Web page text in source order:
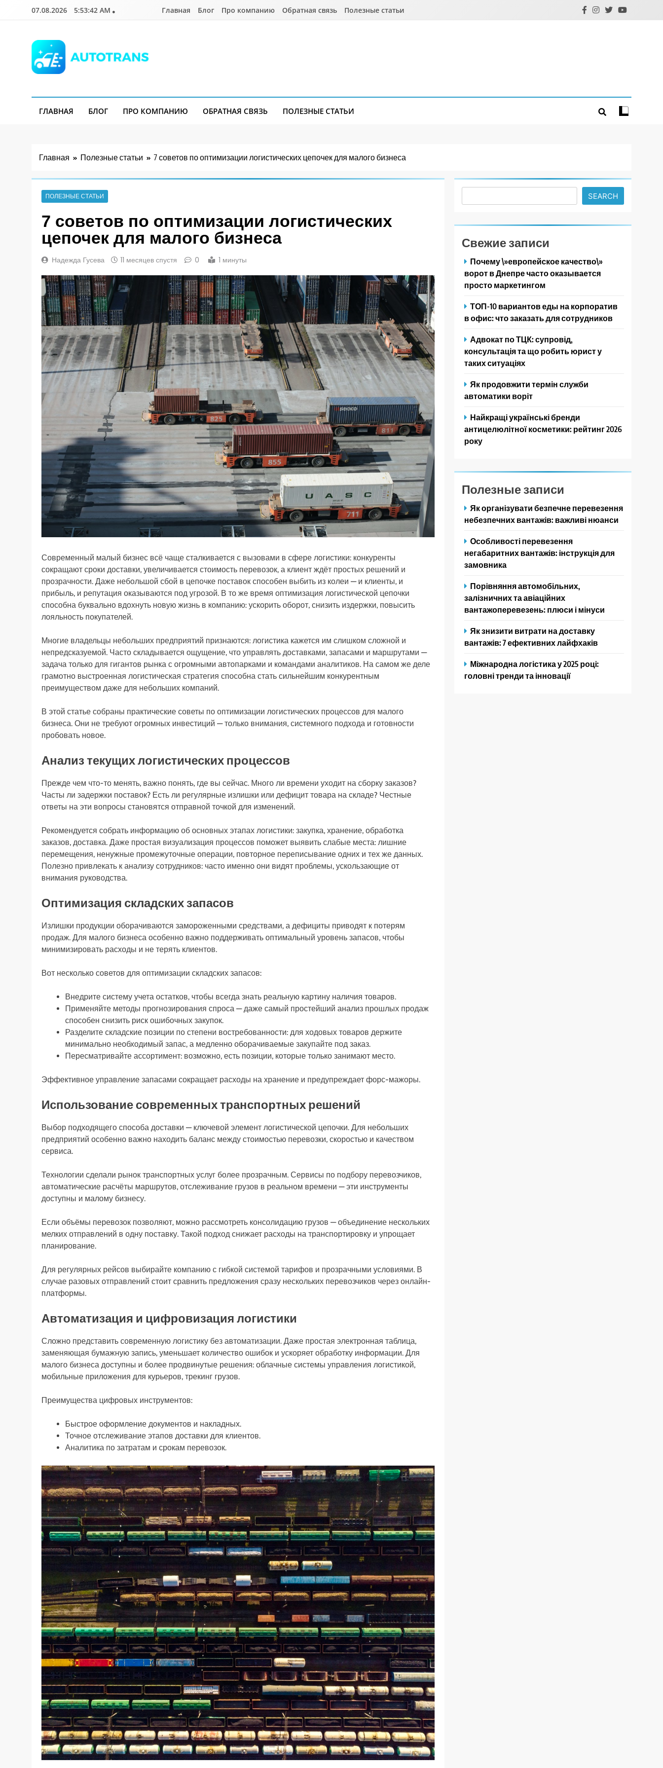
07.08.2026 5:53:43 AM Главная Блог Про компанию Обратная связь Полезные статьи
ГЛАВНАЯ БЛОГ ПРО КОМПАНИЮ ОБРАТНАЯ СВЯЗЬ ПОЛЕЗНЫЕ СТАТЬИ
Главная Полезные статьи 7 советов по оптимизации логистических цепочек для малого бизнеса
ПОЛЕЗНЫЕ СТАТЬИ
7 советов по оптимизации логистических
цепочек для малого бизнеса
Надежда Гусева 11 месяцев спустя 0 1 минуты
Современный малый бизнес всё чаще сталкивается с вызовами в сфере логистики: конкуренты
сокращают сроки доставки, увеличивается стоимость перевозок, а клиент ждёт простых решений и
прозрачности. Даже небольшой сбой в цепочке поставок способен выбить из колеи — и клиенты, и
прибыль, и репутация оказываются под угрозой. В то же время оптимизация логистической цепочки
способна буквально вдохнуть новую жизнь в компанию: ускорить оборот, снизить издержки, повысить
лояльность покупателей.
Многие владельцы небольших предприятий признаются: логистика кажется им слишком сложной и
непредсказуемой. Часто складывается ощущение, что управлять доставками, запасами и маршрутами —
задача только для гигантов рынка с огромными автопарками и командами аналитиков. На самом же деле
грамотно выстроенная логистическая стратегия способна стать сильнейшим конкурентным
преимуществом даже для небольших компаний.
В этой статье собраны практические советы по оптимизации логистических процессов для малого
бизнеса. Они не требуют огромных инвестиций — только внимания, системного подхода и готовности
пробовать новое.
Анализ текущих логистических процессов
Прежде чем что-то менять, важно понять, где вы сейчас. Много ли времени уходит на сборку заказов?
Часты ли задержки поставок? Есть ли регулярные излишки или дефицит товара на складе? Честные
ответы на эти вопросы становятся отправной точкой для изменений.
Рекомендуется собрать информацию об основных этапах логистики: закупка, хранение, обработка
заказов, доставка. Даже простая визуализация процессов поможет выявить слабые места: лишние
перемещения, ненужные промежуточные операции, повторное переписывание одних и тех же данных.
Полезно привлекать к анализу сотрудников: часто именно они видят проблемы, ускользающие от
внимания руководства.
Оптимизация складских запасов
Излишки продукции оборачиваются замороженными средствами, а дефициты приводят к потерям
продаж. Для малого бизнеса особенно важно поддерживать оптимальный уровень запасов, чтобы
минимизировать расходы и не терять клиентов.
Вот несколько советов для оптимизации складских запасов:
Внедрите систему учета остатков, чтобы всегда знать реальную картину наличия товаров.
Применяйте методы прогнозирования спроса — даже самый простейший анализ прошлых продаж
способен снизить риск ошибочных закупок.
Разделите складские позиции по степени востребованности: для ходовых товаров держите
минимально необходимый запас, а медленно оборачиваемые закупайте под заказ.
Пересматривайте ассортимент: возможно, есть позиции, которые только занимают место.
Эффективное управление запасами сокращает расходы на хранение и предупреждает форс-мажоры.
Использование современных транспортных решений
Выбор подходящего способа доставки — ключевой элемент логистической цепочки. Для небольших
предприятий особенно важно находить баланс между стоимостью перевозки, скоростью и качеством
сервиса.
Технологии сделали рынок транспортных услуг более прозрачным. Сервисы по подбору перевозчиков,
автоматические расчёты маршрутов, отслеживание грузов в реальном времени — эти инструменты
доступны и малому бизнесу.
Если объёмы перевозок позволяют, можно рассмотреть консолидацию грузов — объединение нескольких
мелких отправлений в одну поставку. Такой подход снижает расходы на транспортировку и упрощает
планирование.
Для регулярных рейсов выбирайте компанию с гибкой системой тарифов и прозрачными условиями. В
случае разовых отправлений стоит сравнить предложения сразу нескольких перевозчиков через онлайн-
платформы.
Автоматизация и цифровизация логистики
Сложно представить современную логистику без автоматизации. Даже простая электронная таблица,
заменяющая бумажную запись, уменьшает количество ошибок и ускоряет обработку информации. Для
малого бизнеса доступны и более продвинутые решения: облачные системы управления логистикой,
мобильные приложения для курьеров, трекинг грузов.
Преимущества цифровых инструментов:
Быстрое оформление документов и накладных.
Точное отслеживание этапов доставки для клиентов.
Аналитика по затратам и срокам перевозок.
SEARCH
Свежие записи
Почему \»европейское качество\»
ворот в Днепре часто оказывается
просто маркетингом
ТОП-10 вариантов еды на корпоратив
в офис: что заказать для сотрудников
Адвокат по ТЦК: супровід,
консультація та що робить юрист у
таких ситуаціях
Як продовжити термін служби
автоматики воріт
Найкращі українські бренди
антицелюлітної косметики: рейтинг 2026
року
Полезные записи
Як організувати безпечне перевезення
небезпечних вантажів: важливі нюанси
Особливості перевезення
негабаритних вантажів: інструкція для
замовника
Порівняння автомобільних,
залізничних та авіаційних
вантажоперевезень: плюси і мінуси
Як знизити витрати на доставку
вантажів: 7 ефективних лайфхаків
Міжнародна логістика у 2025 році:
головні тренди та інновації